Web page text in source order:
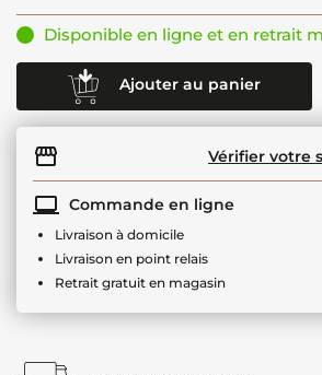
Disponible en ligne et en retrait
Ajouter au panier
Vérifier votre
Commande en ligne
Livraison à domicile
Livraison en point relais
Retrait gratuit en magasin